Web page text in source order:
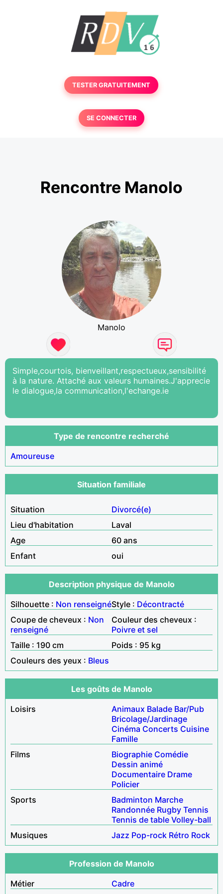
TESTER GRATUITEMENT
SE CONNECTER
Rencontre Manolo
Manolo
Simple,courtois, bienveillant,respectueux,sensibilité
à la nature. Attaché aux valeurs humaines.J'apprecie
le dialogue,la communication,l'echange.ie
Type de rencontre recherché
Amoureuse
Situation familiale
Situation
Divorcé(e)
Lieu d'habitation
Laval
Age
60 ans
Enfant
oui
Description physique de Manolo
Silhouette : Non renseignéStyle : Décontracté
Coupe de cheveux : Non
renseigné
Couleur des cheveux :
Poivre et sel
Taille : 190 cm
Poids : 95 kg
Couleurs des yeux : Bleus
Les goûts de Manolo
Loisirs
Animaux Balade Bar/Pub
Bricolage/Jardinage
Cinéma Concerts Cuisine
Famille
Films
Biographie Comédie
Dessin animé
Documentaire Drame
Policier
Sports
Badminton Marche
Randonnée Rugby Tennis
Tennis de table Volley-ball
Musiques
Jazz Pop-rock Rétro Rock
Profession de Manolo
Métier
Cadre